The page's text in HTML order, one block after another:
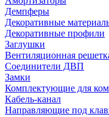
Демпферы
Декоративные
Декоративные профили
Заглушки
Вентиляционная
Соединители ДВП
Замки
Комплектующие для
Кабель-канал
Направляющие под